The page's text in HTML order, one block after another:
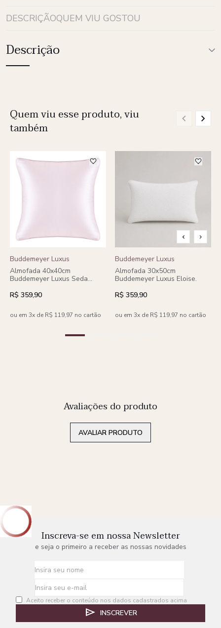
DESCRIÇÃOQUEM VIU GOSTOU
Descrição
Quem viu esse produto, viu
também
Buddemeyer Luxus
Almofada 40x40cm
Buddemeyer Luxus Seda
R$ 359,90
ou em 3x de R$ 119,97 no cartão
Buddemeyer Luxus
Almofada 30x50cm
Buddemeyer Luxus Eloise.
R$ 359,90
ou em 3x de R$ 119,97 no cartão
Avaliações do produto
AVALIAR PRODUTO
Inscreva-se em nossa Newsletter
e seja o primeiro a receber as nossas novidades
Aceito receber o conteúdo nos dados cadastrados acima
INSCREVER